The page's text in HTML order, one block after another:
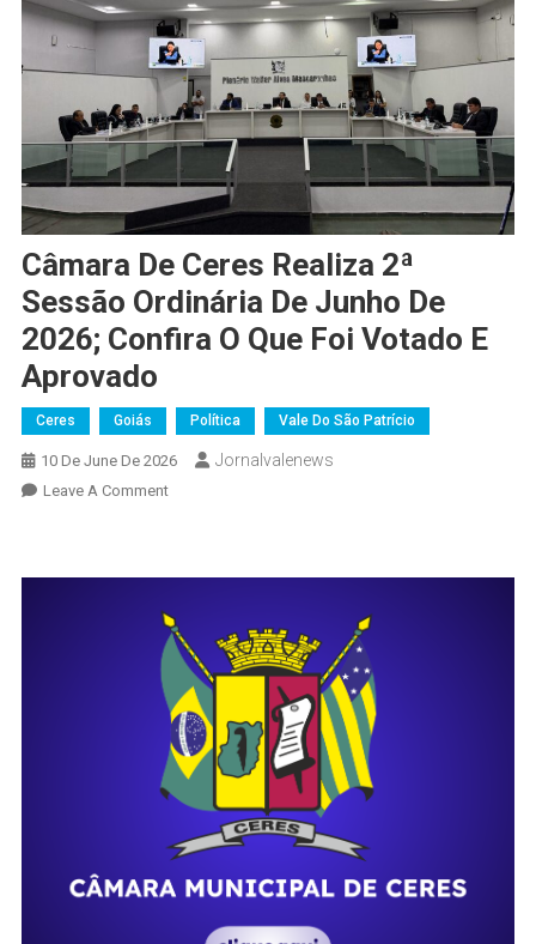
Câmara De Ceres Realiza 2ª
Sessão Ordinária De Junho De
2026; Confira O Que Foi Votado E
Aprovado
Ceres Goiás Política Vale Do São Patrício
10 De June De 2026 Jornalvalenews
Leave A CommentOn
2ª
Sessão
Ordinária
De
Junho
De
2026;
O
Que
Foi
Votado